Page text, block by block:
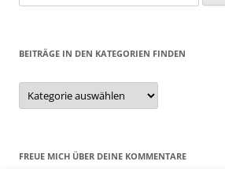
nach:
BEITRÄGE IN DEN KATEGORIEN FINDEN
Beiträge
den
FREUE MICH ÜBER DEINE KOMMENTARE